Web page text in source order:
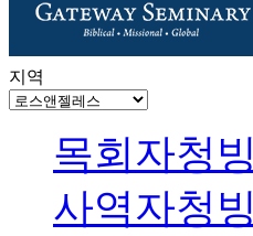
지역
목회자청빙
사역자청빙